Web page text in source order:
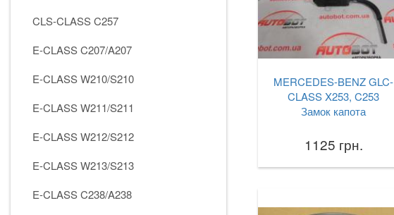
CLS-CLASS C257
E-CLASS C207/A207
E-CLASS W210/S210
E-CLASS W211/S211
E-CLASS W212/S212
E-CLASS W213/S213
E-CLASS C238/A238
MERCEDES-BENZ GLC-
CLASS X253, C253
Замок капота
1125 грн.